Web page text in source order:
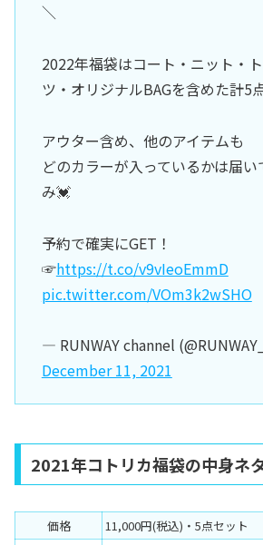
＼
2022年福袋はコート・ニット・
ツ・オリジナルBAGを含めた計5
アウター含め、他のアイテムも
どのカラーが入っているかは届
み💓
予約で確実にGET！
☞https://t.co/v9vIeoEmmD
pic.twitter.com/VOm3k2wSHO
— RUNWAY channel
December 11, 2021
2021年コトリカ福袋の中身ネ
価格 11,000円(税込)・5点セット